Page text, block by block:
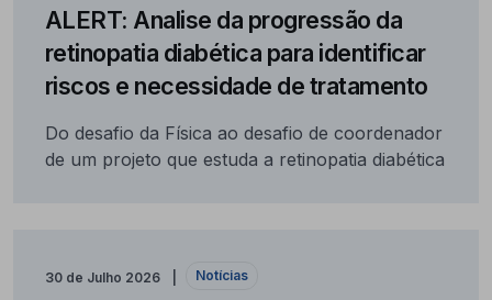
ALERT: Analise da progressão da
retinopatia diabética para identificar
riscos e necessidade de tratamento
Do desafio da Física ao desafio de coordenador
de um projeto que estuda a retinopatia diabética
30 de Julho 2026 Notícias